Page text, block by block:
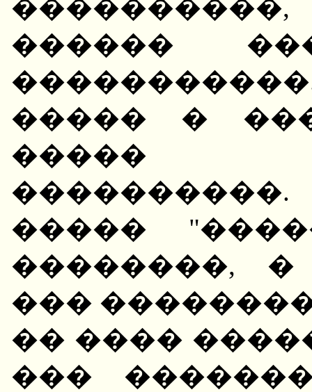
������
����� �
�����
�����
��������, �
���
�� ����
���